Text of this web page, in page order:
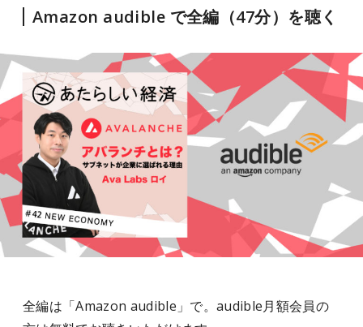
Amazon audible で全編（47分）を聴く
全編は「Amazon audible」で。audible月額会員の